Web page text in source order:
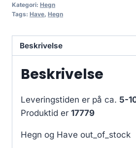
Kategori: Hegn
Tags: Have, Hegn
Beskrivelse
Beskrivelse
Leveringstiden er på ca. 5-
Produktid er 17779
Hegn og Have out_of_stock